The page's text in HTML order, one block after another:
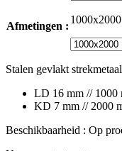
Afmetingen :
Stalen gevlakt
LD 16 mm // 1000
KD 7 mm // 2000
Beschikbaarheid : Op